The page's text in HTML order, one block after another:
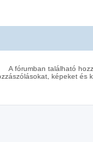
A fórumban található
képeket és